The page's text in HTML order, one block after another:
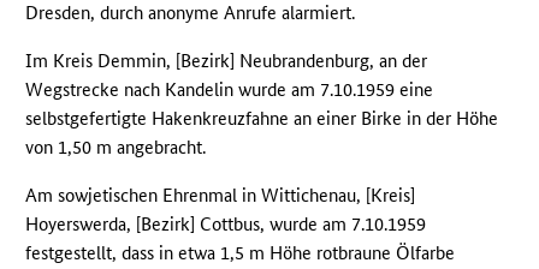
Dresden, durch anonyme Anrufe alarmiert.
Im Kreis Demmin, [Bezirk] Neubrandenburg, an der
Wegstrecke nach Kandelin wurde am 7.10.1959 eine
selbstgefertigte Hakenkreuzfahne an einer Birke in der Höhe
von 1,50 m angebracht.
Am sowjetischen Ehrenmal in Wittichenau, [Kreis]
Hoyerswerda, [Bezirk] Cottbus, wurde am 7.10.1959
festgestellt, dass in etwa 1,5 m Höhe rotbraune Ölfarbe